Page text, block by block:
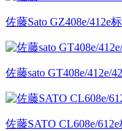
佐藤Sato GZ408e/412e
佐藤sato GT408e/412e/
佐藤SATO CL608e/